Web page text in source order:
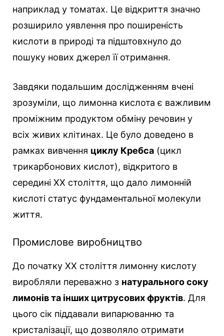
наприклад у томатах. Це відкриття значно
розширило уявлення про поширеність
кислоти в природі та підштовхнуло до
пошуку нових джерел її отримання.
Завдяки подальшим дослідженням вчені
зрозуміли, що лимонна кислота є важливим
проміжним продуктом обміну речовин у
всіх живих клітинах. Це було доведено в
рамках вивчення циклу Кребса (цикл
трикарбонових кислот), відкритого в
середині XX століття, що дало лимонній
кислоті статус фундаментальної молекули
життя.
Промислове виробництво
До початку XX століття лимонну кислоту
виробляли переважно з натурального соку
лимонів та інших цитрусових фруктів. Для
цього сік піддавали випарюванню та
кристалізації, що дозволяло отримати